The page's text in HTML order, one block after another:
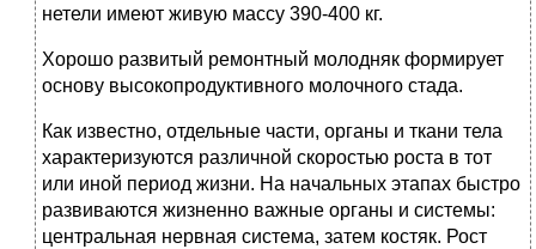
нетели имеют живую массу 390-400 кг.
Хорошо развитый ремонтный молодняк формирует
основу высокопродуктивного молочного стада.
Как известно, отдельные части, органы и ткани тела
характеризуются различной скоростью роста в тот
или иной период жизни. На начальных этапах быстро
развиваются жизненно важные органы и системы:
центральная нервная система, затем костяк. Рост